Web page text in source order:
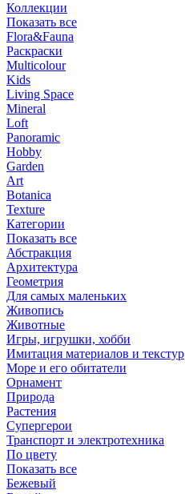
Коллекции
Показать все
Flora&Fauna
Раскраски
Multicolour
Kids
Living Space
Mineral
Loft
Panoramic
Hobby
Garden
Art
Botanica
Texture
Категории
Показать все
Абстракция
Архитектура
Геометрия
Для самых маленьких
Живопись
Животные
Игры, игрушки, хобби
Имитация материалов и текстур
Море и его обитатели
Орнамент
Природа
Растения
Супергерои
Транспорт и электротехника
По цвету
Показать все
Бежевый